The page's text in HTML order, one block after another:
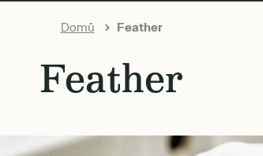
Domů Feather
Feather